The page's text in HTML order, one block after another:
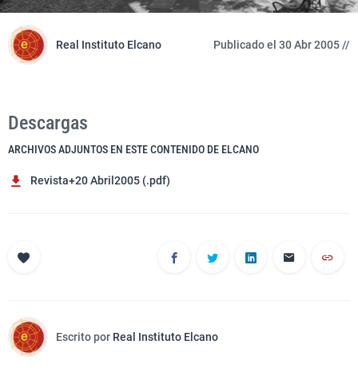
Real Instituto Elcano Publicado el 30 Abr 2005 //
Descargas
ARCHIVOS ADJUNTOS EN ESTE CONTENIDO DE ELCANO
Revista+20 Abril2005 (.pdf)
Escrito por Real Instituto Elcano